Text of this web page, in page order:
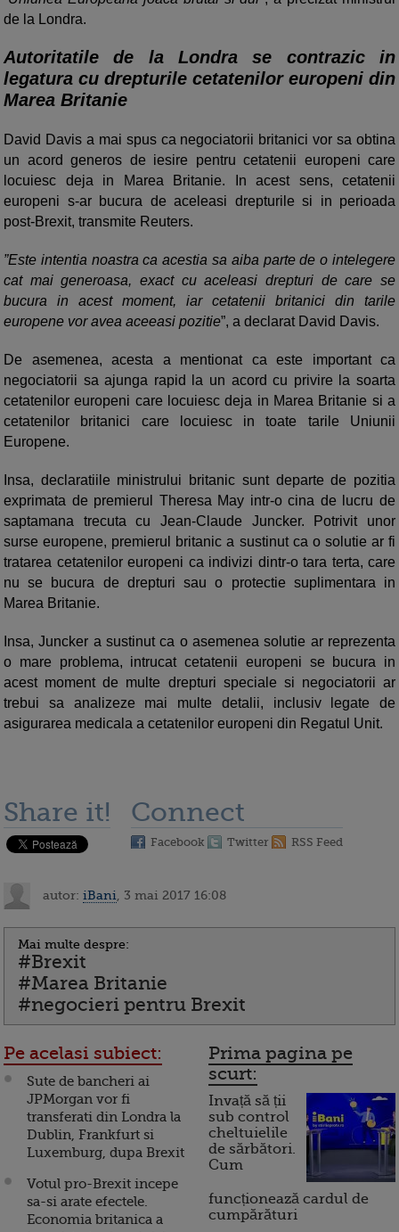
de la Londra.
Autoritatile de la Londra se contrazic in
legatura cu drepturile cetatenilor europeni din
Marea Britanie
David Davis a mai spus ca negociatorii britanici vor sa obtina
un acord generos de iesire pentru cetatenii europeni care
locuiesc deja in Marea Britanie. In acest sens, cetatenii
europeni s-ar bucura de aceleasi drepturile si in perioada
post-Brexit, transmite Reuters.
”Este intentia noastra ca acestia sa aiba parte de o intelegere
cat mai generoasa, exact cu aceleasi drepturi de care se
bucura in acest moment, iar cetatenii britanici din tarile
europene vor avea aceeasi pozitie”, a declarat David Davis.
De asemenea, acesta a mentionat ca este important ca
negociatorii sa ajunga rapid la un acord cu privire la soarta
cetatenilor europeni care locuiesc deja in Marea Britanie si a
cetatenilor britanici care locuiesc in toate tarile Uniunii
Europene.
Insa, declaratiile ministrului britanic sunt departe de pozitia
exprimata de premierul Theresa May intr-o cina de lucru de
saptamana trecuta cu Jean-Claude Juncker. Potrivit unor
surse europene, premierul britanic a sustinut ca o solutie ar fi
tratarea cetatenilor europeni ca indivizi dintr-o tara terta, care
nu se bucura de drepturi sau o protectie suplimentara in
Marea Britanie.
Insa, Juncker a sustinut ca o asemenea solutie ar reprezenta
o mare problema, intrucat cetatenii europeni se bucura in
acest moment de multe drepturi speciale si negociatorii ar
trebui sa analizeze mai multe detalii, inclusiv legate de
asigurarea medicala a cetatenilor europeni din Regatul Unit.
Share it! Connect
Facebook Twitter RSS Feed
autor: iBani , 3 mai 2017 16:08
Mai multe despre:
#Brexit
#Marea Britanie
#negocieri pentru Brexit
Pe acelasi subiect:
Sute de bancheri ai
JPMorgan vor fi
transferati din Londra la
Dublin, Frankfurt si
Luxemburg, dupa Brexit
Votul pro-Brexit incepe
sa-si arate efectele.
Economia britanica a
Prima pagina pe
scurt:
Invață să ții
sub control
cheltuielile
de sărbători.
Cum
funcționează cardul de
cumpărături